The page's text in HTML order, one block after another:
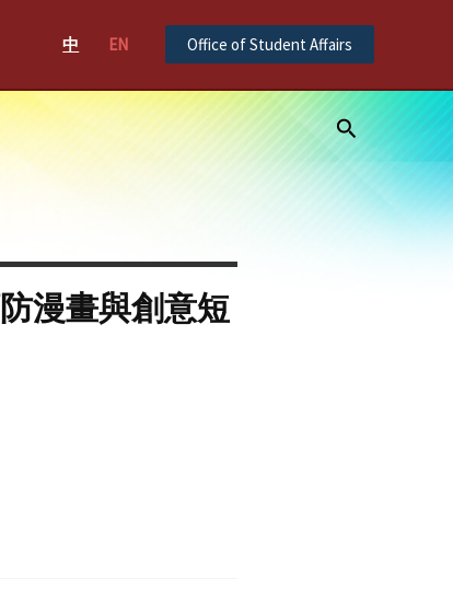
中 EN Office of Student Affairs
Search
漫畫與創意短